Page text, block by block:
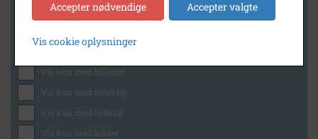
Generelt
Vis kun med billeder
Vis kun med filmklip
Vis kun med lydklip
Vis kun med kilder
Accepter nødvendige Accepter valgte
Vis cookie oplysninger